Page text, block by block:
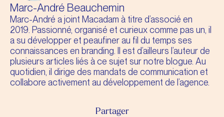
Marc-André Beauchemin
Marc-André a joint Macadam à titre d’associé en
2019. Passionné, organisé et curieux comme pas un, il
a su développer et peaufiner au fil du temps ses
connaissances en branding. Il est d’ailleurs l’auteur de
plusieurs articles liés à ce sujet sur notre blogue. Au
quotidien, il dirige des mandats de communication et
collabore activement au développement de l’agence.
Partager